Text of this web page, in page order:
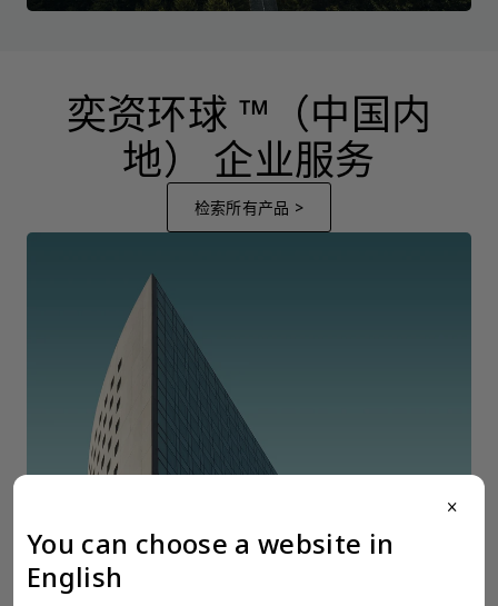
奕资环球 ™（中国内
地） 企业服务
检索所有产品 >
全球公司注册
需资本，以及其它政府规定的必须流程。我们会为您清楚的勾勒出您预期
海外公司的蓝图。
close
You can choose a website in
English